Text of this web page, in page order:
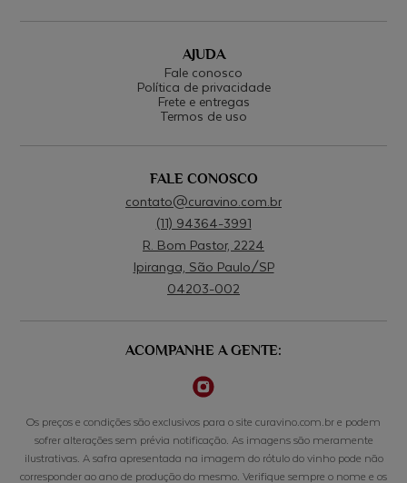
AJUDA
Fale conosco
Política de privacidade
Frete e entregas
Termos de uso
FALE CONOSCO
contato@curavino.com.br
(11) 94364-3991
R. Bom Pastor, 2224
Ipiranga, São Paulo/SP
04203-002
ACOMPANHE A GENTE:
Os preços e condições são exclusivos para o site curavino.com.br e podem
sofrer alterações sem prévia notificação. As imagens são meramente
ilustrativas. A safra apresentada na imagem do rótulo do vinho pode não
corresponder ao ano de produção do mesmo. Verifique sempre o nome e os